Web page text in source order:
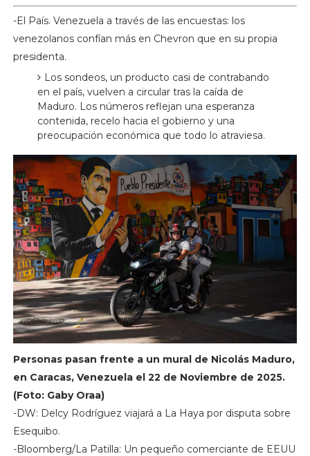
-El País. Venezuela a través de las encuestas: los
venezolanos confían más en Chevron que en su propia
presidenta.
Los sondeos, un producto casi de contrabando
en el país, vuelven a circular tras la caída de
Maduro. Los números reflejan una esperanza
contenida, recelo hacia el gobierno y una
preocupación económica que todo lo atraviesa.
Personas pasan frente a un mural de Nicolás Maduro,
en Caracas, Venezuela el 22 de Noviembre de 2025.
(Foto: Gaby Oraa)
-DW: Delcy Rodríguez viajará a La Haya por disputa sobre
Esequibo.
-Bloomberg/La Patilla: Un pequeño comerciante de EEUU